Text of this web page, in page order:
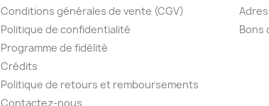
Conditions générales de vente (CGV)
Politique de confidentialité
Programme de fidélité
Crédits
Politique de retours et remboursements
Contactez-nous
Bons